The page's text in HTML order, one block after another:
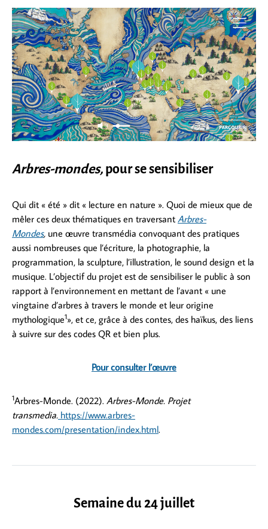
Arbres-mondes, pour se sensibiliser
Qui dit « été » dit « lecture en nature ». Quoi de mieux que de
mêler ces deux thématiques en traversant Arbres-
Mondes, une œuvre transmédia convoquant des pratiques
aussi nombreuses que l’écriture, la photographie, la
programmation, la sculpture, l’illustration, le sound design et la
musique. L’objectif du projet est de sensibiliser le public à son
rapport à l’environnement en mettant de l’avant « une
vingtaine d’arbres à travers le monde et leur origine
mythologique1», et ce, grâce à des contes, des haïkus, des liens
à suivre sur des codes QR et bien plus.
Pour consulter l’œuvre
1Arbres-Monde. (2022). Arbres-Monde. Projet
transmedia. https://www.arbres-
mondes.com/presentation/index.html.
Semaine du 24 juillet